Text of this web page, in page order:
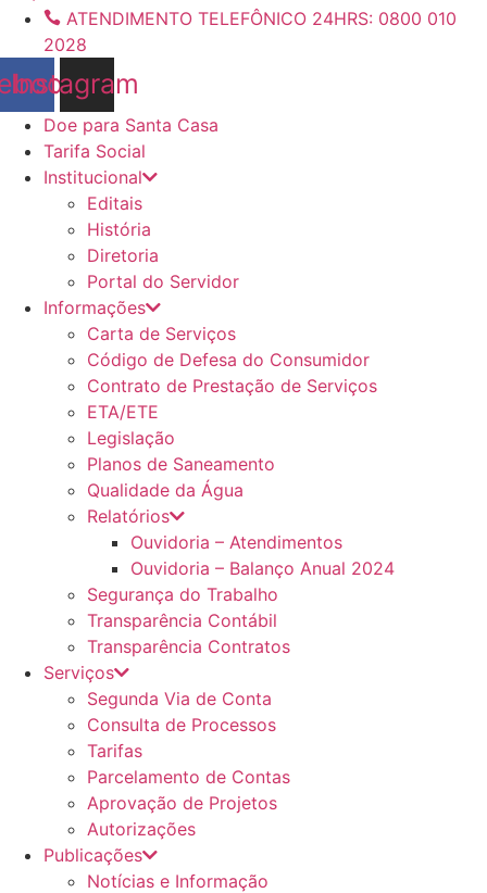
ATENDIMENTO TELEFÔNICO 24HRS: 0800 010
2028
Instagram
Doe para Santa Casa
Tarifa Social
Institucional
Editais
História
Diretoria
Portal do Servidor
Informações
Carta de Serviços
Código de Defesa do Consumidor
Contrato de Prestação de Serviços
ETA/ETE
Legislação
Planos de Saneamento
Qualidade da Água
Relatórios
Ouvidoria – Atendimentos
Ouvidoria – Balanço Anual 2024
Segurança do Trabalho
Transparência Contábil
Transparência Contratos
Serviços
Segunda Via de Conta
Consulta de Processos
Tarifas
Parcelamento de Contas
Aprovação de Projetos
Autorizações
Publicações
Notícias e Informação